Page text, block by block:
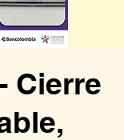
Cierre